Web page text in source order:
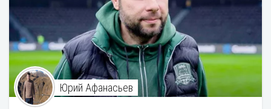
Юрий Афанасьев